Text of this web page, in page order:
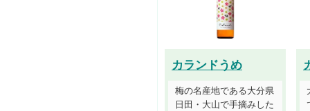
カランドうめ
梅の名産地である大分県
日田・大山で手摘みした